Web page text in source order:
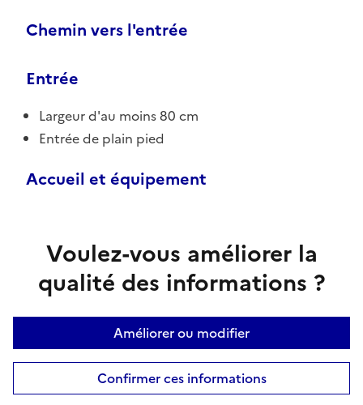
Chemin vers l'entrée
Entrée
Largeur d'au moins 80 cm
Entrée de plain pied
Accueil et équipement
Voulez-vous améliorer la
qualité des informations ?
Améliorer ou modifier
Confirmer ces informations